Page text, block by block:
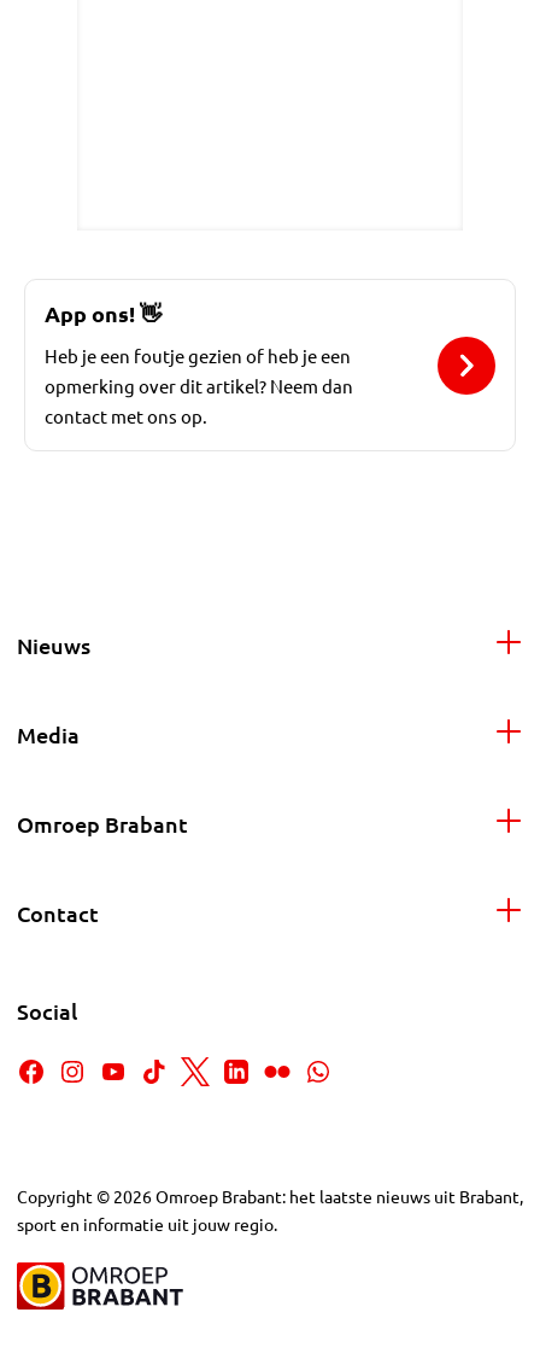
App ons!👋
Heb je een foutje gezien of heb je een
opmerking over dit artikel? Neem dan
contact met ons op.
Nieuws
Media
Omroep Brabant
Contact
Social
Copyright © 2026Omroep Brabant: het laatste nieuws uit Brabant,
sport en informatie uit jouw regio.